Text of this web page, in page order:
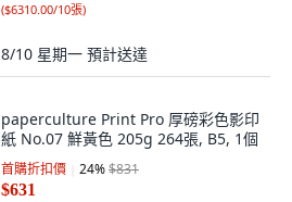
($6310.00/10張)
8/10 星期一 預計送達
paperculture Print Pro 厚磅彩色影印
紙 No.07 鮮黃色 205g 264張, B5, 1個
首購折扣價 24%$831
$631